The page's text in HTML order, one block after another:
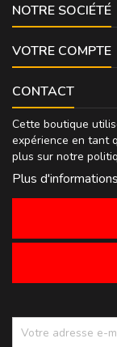
NOTRE SOCIÉTÉ
VOTRE COMPTE
CONTACT
Cette boutique
expérience en tant
plus sur notre
Plus d'informations